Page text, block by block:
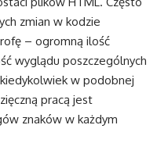
zmian w kodzie
– ogromną ilość
wyglądu poszczególnych
w podobnej
pracą jest
znaków w każdym